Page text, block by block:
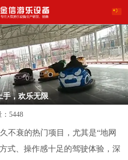
手，欢乐无限
5448
不衰的热门项目，尤其是“地网
式、操作感十足的驾驶体验，深